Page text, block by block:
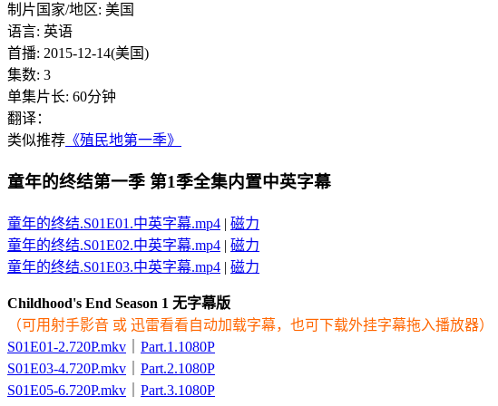
制片国家/地区: 美国
语言: 英语
首播: 2015-12-14(美国)
集数: 3
单集片长: 60分钟
翻译：
类似推荐 《殖民地第一季》
童年的终结第一季 第1季全集内置中英字幕
童年的终结.S01E01.中英字幕.mp4 | 磁力
童年的终结.S01E02.中英字幕.mp4 | 磁力
童年的终结.S01E03.中英字幕.mp4 | 磁力
Childhood's End Season 1 无字幕版
（可用射手影音 或 迅雷看看自动加载字幕，也可下载外挂字幕拖入播放器）
S01E01-2.720P.mkv
Part.1.1080P
S01E03-4.720P.mkv
Part.2.1080P
S01E05-6.720P.mkv
Part.3.1080P